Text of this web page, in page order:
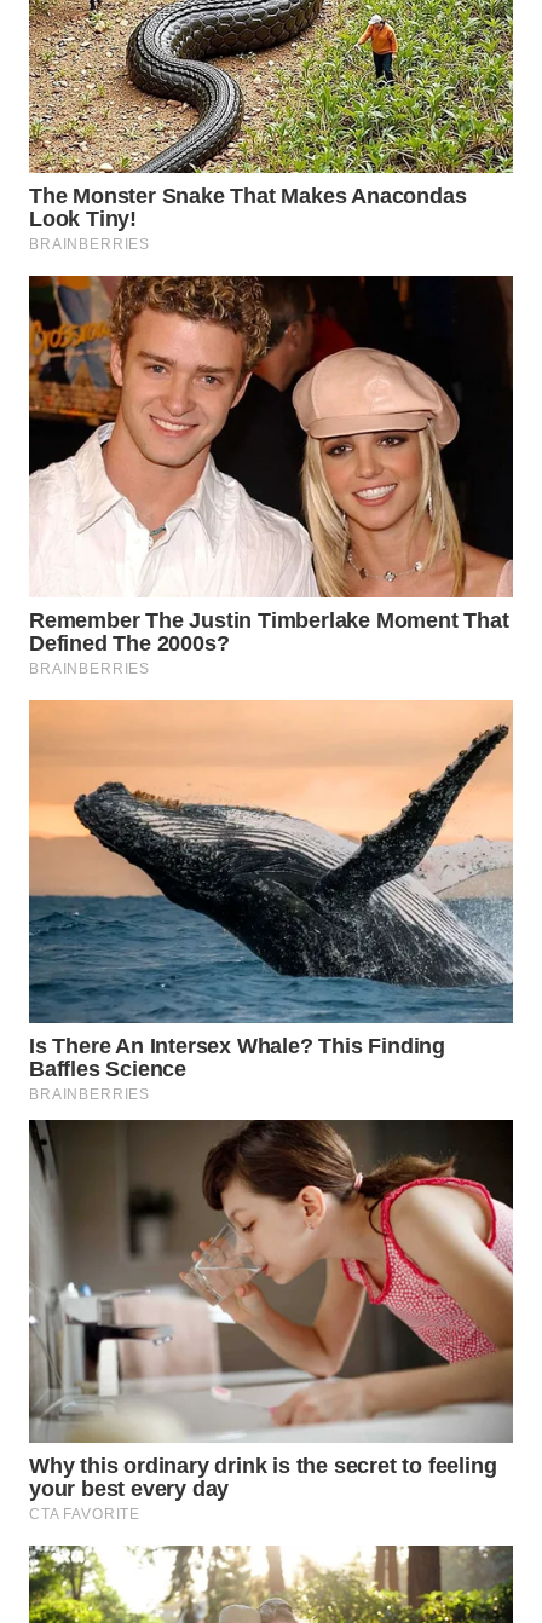
WAHANA
ADVOKAT
WAHANA
INFRASTRUKTUR
WAHANA
KONSUMEN
WAHANA
LISTRIK
WAHANA
TRAVEL
WAHANA
TV
WAHANANEWS
WAHANANEWS
CO ID
WAHANA
SPORT
WAHANA
UMKM
WAHANA
SELEB
WAHANA
WAHANA
HEALTH
WAHANA
DESA
WISATA
LAPAK
WAHANA
Wahana
Network